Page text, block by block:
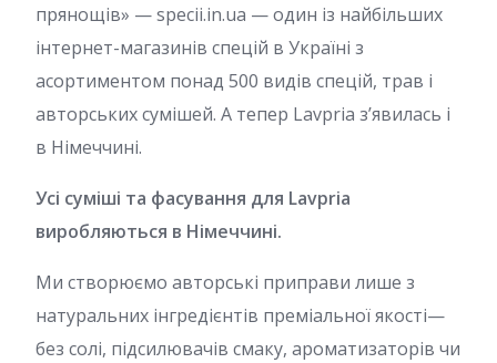
прянощів» — specii.in.ua — один із найбільших
інтернет-магазинів спецій в Україні з
асортиментом понад 500 видів спецій, трав і
авторських сумішей. А тепер Lavpria з’явилась і
в Німеччині.
Усі суміші та фасування для Lavpria
виробляються в Німеччині.
Ми створюємо авторські приправи лише з
натуральних інгредієнтів преміальної якості—
без солі, підсилювачів смаку, ароматизаторів чи